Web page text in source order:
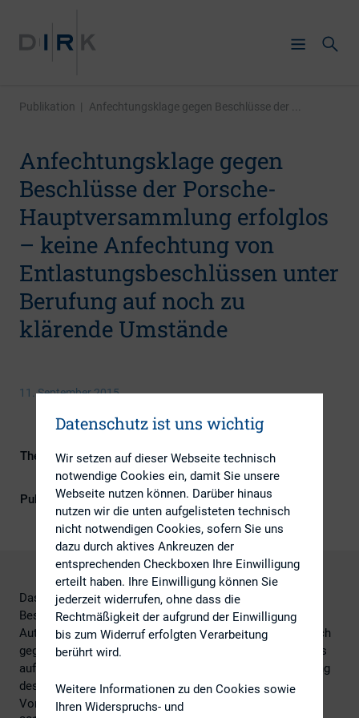
Publikation | Anfechtungsklage gegen Beschlüsse der ...
Anfechtungsklage gegen
Beschlüsse der Porsche-
Hauptversammlung erfolglos
– keine Anfechtung von
Entlastungsbeschlüssen unter
Berufung auf noch zu
klärende Umstände
11. September 2015
Themengebiete
ESG (inkl. Nachhaltigkeit &
Governance), Kapitalmarktrecht
Publikationsform
Externe Publikationen
Das OLG Stuttgart hat die Anfechtungsklage gegen
Beschlüsse der Hauptversammlung 2013 der Porsche
Automobil Holding SE abgewiesen. Die Klägerin hatte sich
gegen Beschlüsse betreffend die Ablehnung ihres Antrags
auf Abwahl des Hauptversammlungsleiters, die Entlastung
des
Vorstands und des Aufsichtsrats für das Geschäftsjahr
Datenschutz ist uns wichtig
Wir setzen auf dieser Webseite technisch
notwendige Cookies ein, damit Sie unsere
Webseite nutzen können. Darüber hinaus
nutzen wir die unten aufgelisteten technisch
nicht notwendigen Cookies, sofern Sie uns
dazu durch aktives Ankreuzen der
entsprechenden Checkboxen Ihre Einwilligung
erteilt haben. Ihre Einwilligung können Sie
jederzeit widerrufen, ohne dass die
Rechtmäßigkeit der aufgrund der Einwilligung
bis zum Widerruf erfolgten Verarbeitung
berührt wird.
Weitere Informationen zu den Cookies sowie
Ihren Widerspruchs- und